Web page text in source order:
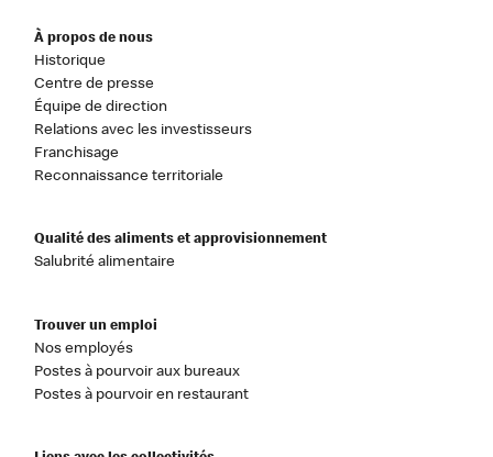
À propos de nous
Historique
Centre de presse
Équipe de direction
Relations avec les investisseurs
Franchisage
Reconnaissance territoriale
Qualité des aliments et approvisionnement
Salubrité alimentaire
Trouver un emploi
Nos employés
Postes à pourvoir aux bureaux
Postes à pourvoir en restaurant